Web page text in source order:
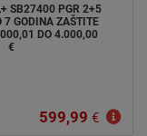
SB27400 PGR 2+5
GODINA ZAŠTITE
DO 4.000,00
€
599,99 €